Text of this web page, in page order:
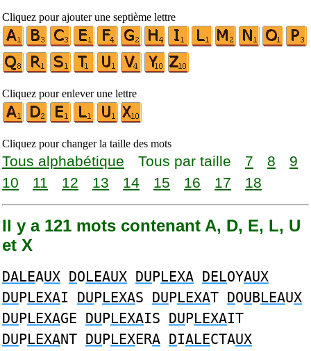
Cliquez pour ajouter une septième lettre
Cliquez pour enlever une lettre
Cliquez pour changer la taille des mots
Tous alphabétique Tous par taille 7 8
9
10
11 12 13 14 15 16 17 18
Il y a 121 mots contenant A, D, E, L, U
et X
DALEAUX DOLEAUX DUPLEXA DELOYAUX
DUPLEXAI DUPLEXAS DUPLEXAT DOUBLEAUX
DUPLEXAGE DUPLEXAIS DUPLEXAIT
DUPLEXANT DUPLEXERA DIALECTAUX